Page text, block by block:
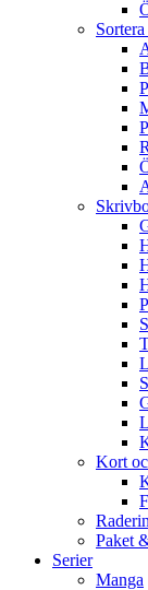
Kort
Paket
Serier
Manga